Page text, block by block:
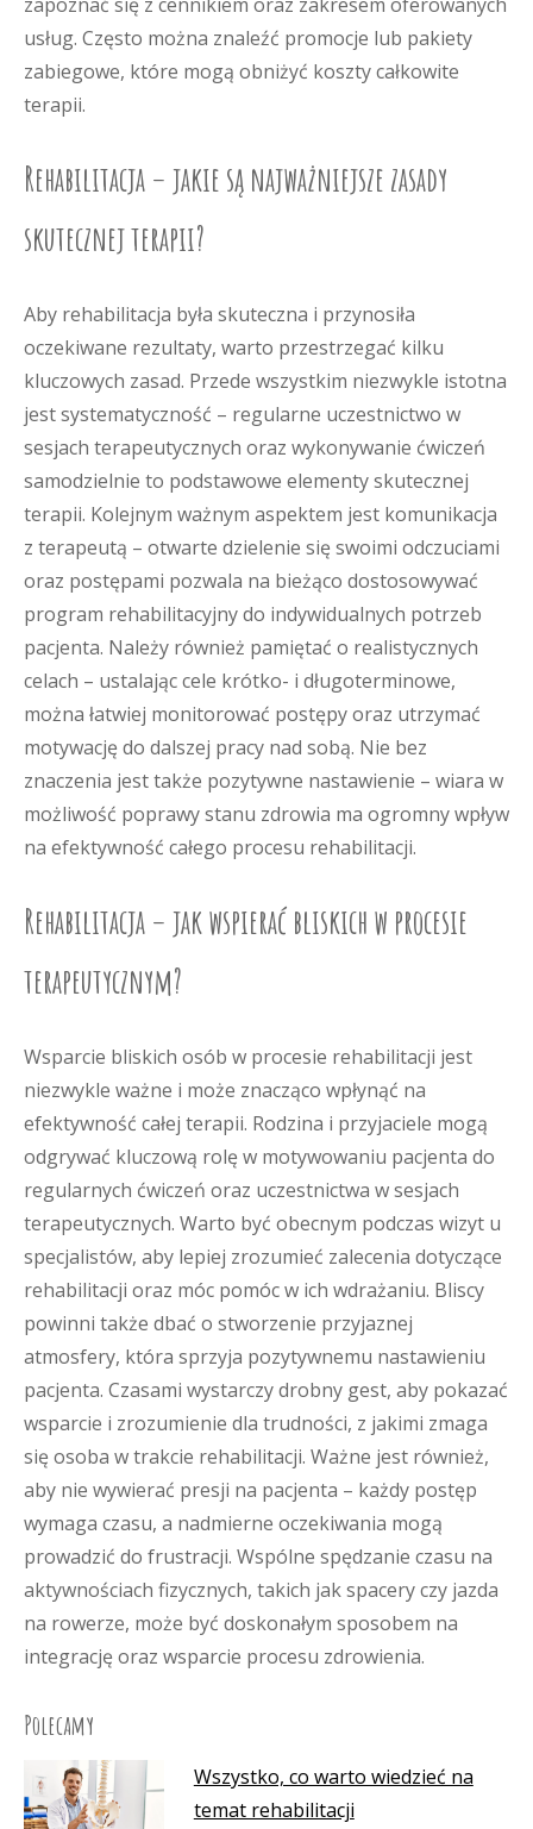
usług. Często można znaleźć promocje lub pakiety
zabiegowe, które mogą obniżyć koszty całkowite
terapii.
Rehabilitacja – jakie są najważniejsze zasady
skutecznej terapii?
Aby rehabilitacja była skuteczna i przynosiła
oczekiwane rezultaty, warto przestrzegać kilku
kluczowych zasad. Przede wszystkim niezwykle istotna
jest systematyczność – regularne uczestnictwo w
sesjach terapeutycznych oraz wykonywanie ćwiczeń
samodzielnie to podstawowe elementy skutecznej
terapii. Kolejnym ważnym aspektem jest komunikacja
z terapeutą – otwarte dzielenie się swoimi odczuciami
oraz postępami pozwala na bieżąco dostosowywać
program rehabilitacyjny do indywidualnych potrzeb
pacjenta. Należy również pamiętać o realistycznych
celach – ustalając cele krótko- i długoterminowe,
można łatwiej monitorować postępy oraz utrzymać
motywację do dalszej pracy nad sobą. Nie bez
znaczenia jest także pozytywne nastawienie – wiara w
możliwość poprawy stanu zdrowia ma ogromny wpływ
na efektywność całego procesu rehabilitacji.
Rehabilitacja – jak wspierać bliskich w procesie
terapeutycznym?
Wsparcie bliskich osób w procesie rehabilitacji jest
niezwykle ważne i może znacząco wpłynąć na
efektywność całej terapii. Rodzina i przyjaciele mogą
odgrywać kluczową rolę w motywowaniu pacjenta do
regularnych ćwiczeń oraz uczestnictwa w sesjach
terapeutycznych. Warto być obecnym podczas wizyt u
specjalistów, aby lepiej zrozumieć zalecenia dotyczące
rehabilitacji oraz móc pomóc w ich wdrażaniu. Bliscy
powinni także dbać o stworzenie przyjaznej
atmosfery, która sprzyja pozytywnemu nastawieniu
pacjenta. Czasami wystarczy drobny gest, aby pokazać
wsparcie i zrozumienie dla trudności, z jakimi zmaga
się osoba w trakcie rehabilitacji. Ważne jest również,
aby nie wywierać presji na pacjenta – każdy postęp
wymaga czasu, a nadmierne oczekiwania mogą
prowadzić do frustracji. Wspólne spędzanie czasu na
aktywnościach fizycznych, takich jak spacery czy jazda
na rowerze, może być doskonałym sposobem na
integrację oraz wsparcie procesu zdrowienia.
Polecamy
Wszystko, co warto wiedzieć na
temat rehabilitacji